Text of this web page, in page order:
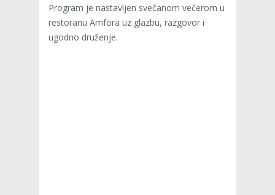
Program je nastavljen svečanom večerom u
restoranu Amfora uz glazbu, razgovor i
ugodno druženje.